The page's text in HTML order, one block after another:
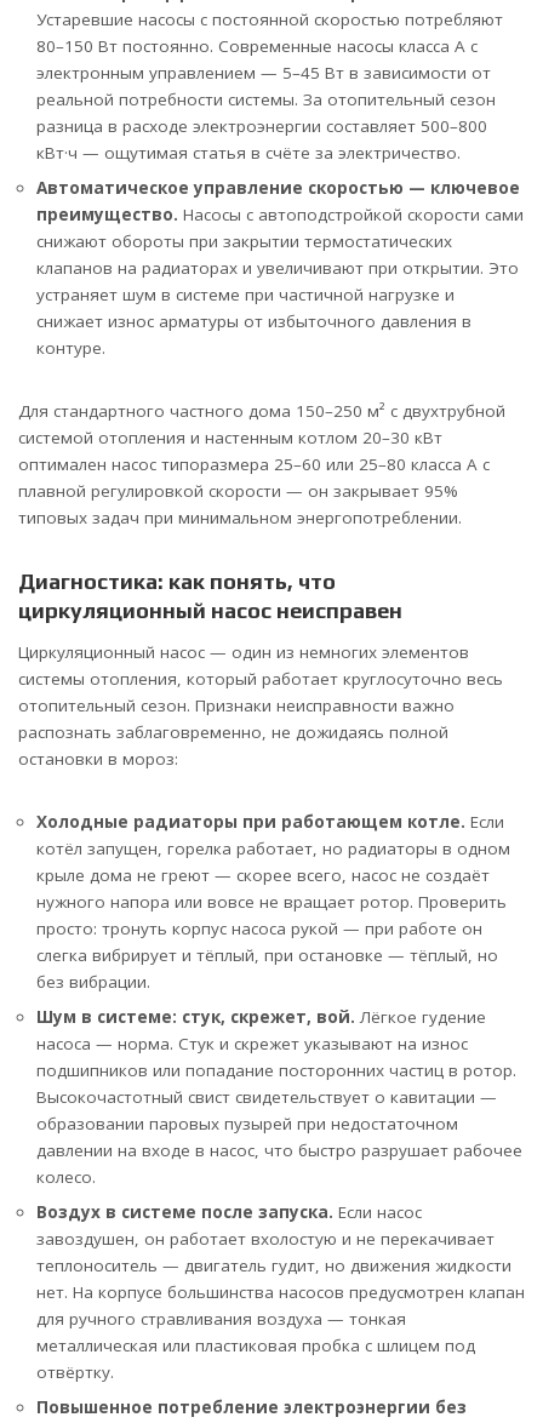
Устаревшие насосы с постоянной скоростью потребляют
80–150 Вт постоянно. Современные насосы класса A с
электронным управлением — 5–45 Вт в зависимости от
реальной потребности системы. За отопительный сезон
разница в расходе электроэнергии составляет 500–800
кВт·ч — ощутимая статья в счёте за электричество.
Автоматическое управление скоростью — ключевое
преимущество. Насосы с автоподстройкой скорости сами
снижают обороты при закрытии термостатических
клапанов на радиаторах и увеличивают при открытии. Это
устраняет шум в системе при частичной нагрузке и
снижает износ арматуры от избыточного давления в
контуре.
Для стандартного частного дома 150–250 м² с двухтрубной
системой отопления и настенным котлом 20–30 кВт
оптимален насос типоразмера 25–60 или 25–80 класса A с
плавной регулировкой скорости — он закрывает 95%
типовых задач при минимальном энергопотреблении.
Диагностика: как понять, что
циркуляционный насос неисправен
Циркуляционный насос — один из немногих элементов
системы отопления, который работает круглосуточно весь
отопительный сезон. Признаки неисправности важно
распознать заблаговременно, не дожидаясь полной
остановки в мороз:
Холодные радиаторы при работающем котле. Если
котёл запущен, горелка работает, но радиаторы в одном
крыле дома не греют — скорее всего, насос не создаёт
нужного напора или вовсе не вращает ротор. Проверить
просто: тронуть корпус насоса рукой — при работе он
слегка вибрирует и тёплый, при остановке — тёплый, но
без вибрации.
Шум в системе: стук, скрежет, вой. Лёгкое гудение
насоса — норма. Стук и скрежет указывают на износ
подшипников или попадание посторонних частиц в ротор.
Высокочастотный свист свидетельствует о кавитации —
образовании паровых пузырей при недостаточном
давлении на входе в насос, что быстро разрушает рабочее
колесо.
Воздух в системе после запуска. Если насос
завоздушен, он работает вхолостую и не перекачивает
теплоноситель — двигатель гудит, но движения жидкости
нет. На корпусе большинства насосов предусмотрен клапан
для ручного стравливания воздуха — тонкая
металлическая или пластиковая пробка с шлицем под
отвёртку.
Повышенное потребление электроэнергии без